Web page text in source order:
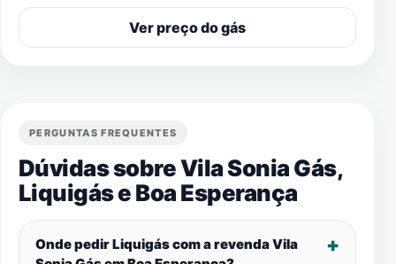
Ver preço do gás
PERGUNTAS FREQUENTES
Dúvidas sobre Vila Sonia Gás,
Liquigás eBoa Esperança
Onde pedir Liquigás com a revenda Vila